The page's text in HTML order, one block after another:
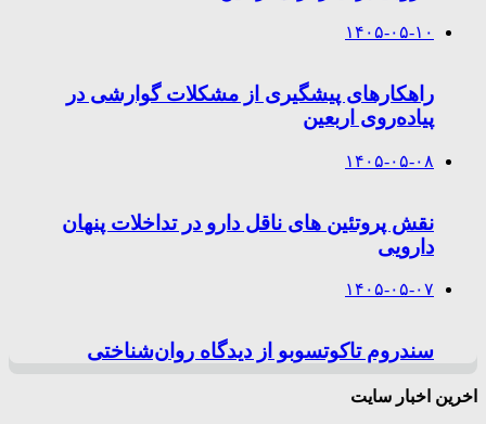
۱۴۰۵-۰۵-۱۰
راهکارهای پیشگیری از مشکلات گوارشی در
پیاده‌روی اربعین
۱۴۰۵-۰۵-۰۸
نقش پروتئین های ناقل دارو در تداخلات پنهان
دارویی
۱۴۰۵-۰۵-۰۷
سندروم تاکوتسوبو از دیدگاه روان‌شناختی
اخرین اخبار سایت